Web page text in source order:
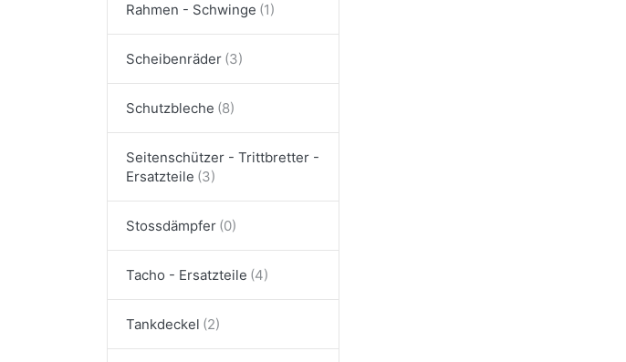
Rahmen - Schwinge
Scheibenräder
Schutzbleche
Seitenschützer - Trittbretter -
Ersatzteile
Stossdämpfer
Tacho - Ersatzteile
Tankdeckel